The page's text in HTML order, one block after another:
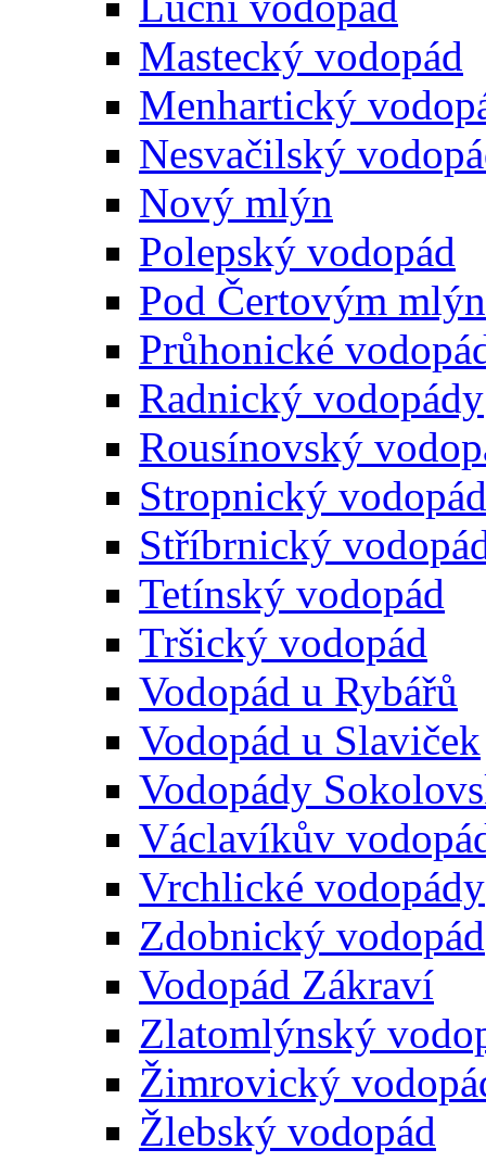
Mastecký vodopád
Menhartický
Nesvačilský
Nový mlýn
Polepský vodopád
Pod Čertovým
Průhonické
Radnický vodopády
Rousínovský
Stropnický vodopád
Stříbrnický
Tetínský vodopád
Tršický vodopád
Vodopád u Rybářů
Vodopád u Slaviček
Vodopády
Václavíkův
Vrchlické vodopády
Zdobnický vodopád
Vodopád Zákraví
Zlatomlýnský
Žimrovický
Žlebský vodopád